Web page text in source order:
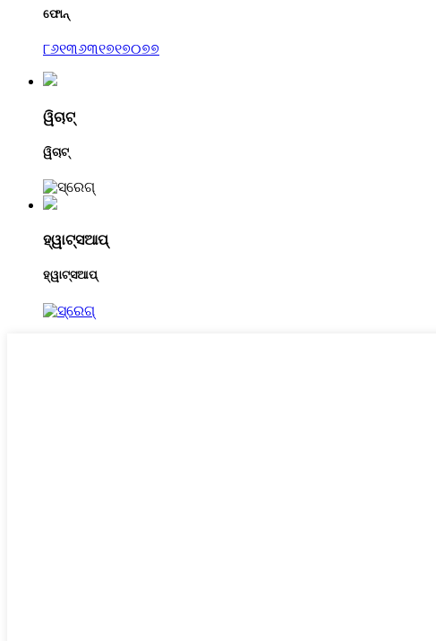
ଫୋନ୍
୮୬୧୩୬୩୧୭୧୭୦୭୭
ୱିଚାଟ୍
ୱିଚାଟ୍
ହ୍ୱାଟ୍ସଆପ୍
ହ୍ୱାଟ୍ସଆପ୍